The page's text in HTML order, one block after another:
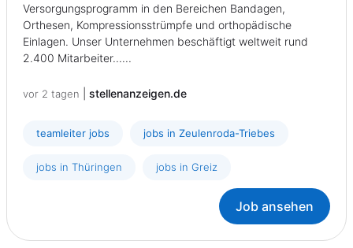
Versorgungsprogramm in den Bereichen Bandagen,
Orthesen, Kompressionsstrümpfe und orthopädische
Einlagen. Unser Unternehmen beschäftigt weltweit rund
2.400 Mitarbeiter......
vor 2 tagen stellenanzeigen.de
teamleiter jobs jobs in Zeulenroda-Triebes
jobs in Thüringen jobs in Greiz
Job ansehen